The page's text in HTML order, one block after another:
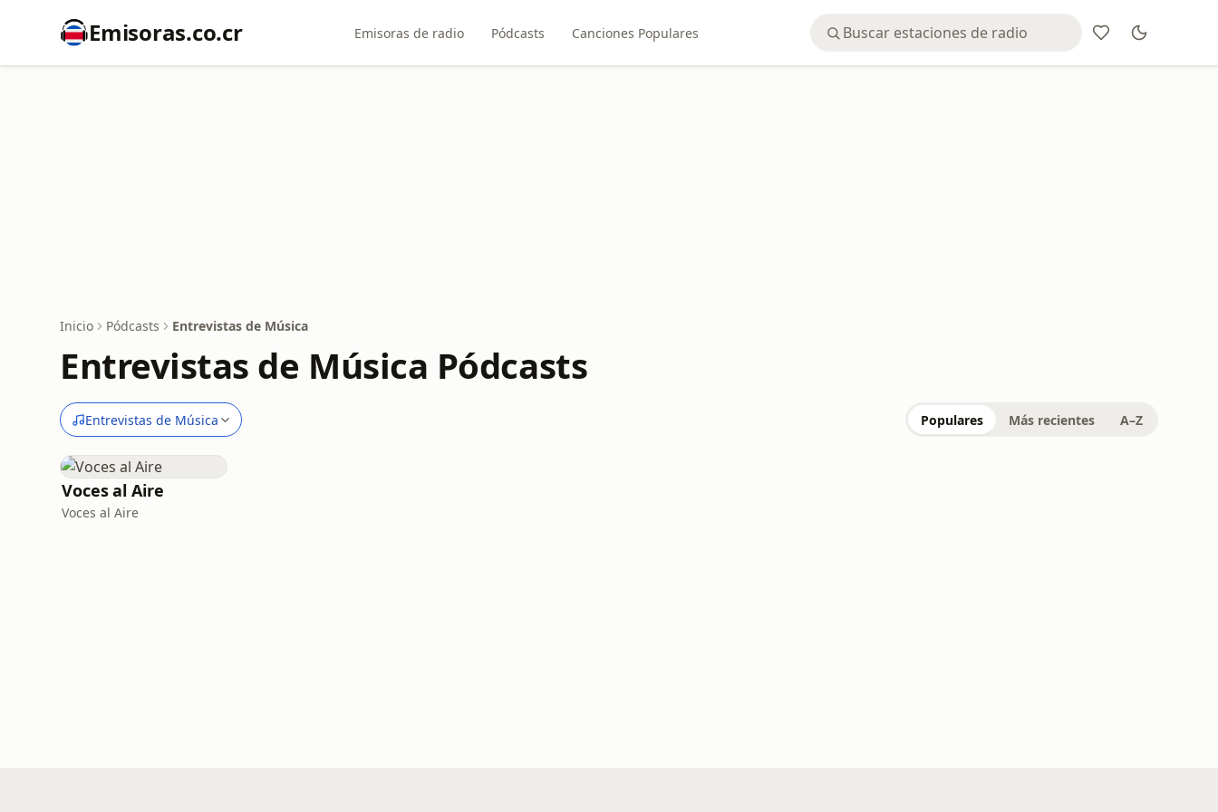
Emisoras.co.cr Emisoras de radio Pódcasts Canciones Populares
Inicio Pódcasts Entrevistas de Música
Entrevistas de Música Pódcasts
Entrevistas de Música Populares Más recientes A–Z
Voces al Aire
Voces al Aire